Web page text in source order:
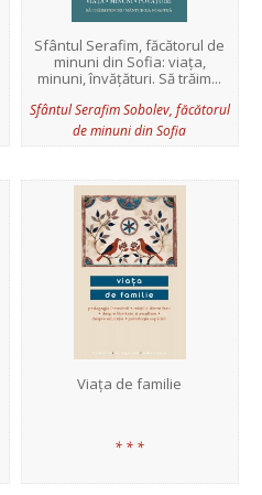
Sfântul Serafim, făcătorul de
minuni din Sofia: viața,
minuni, învățături. Să trăim...
Sfântul Serafim Sobolev, făcătorul
de minuni din Sofia
Viața de familie
* * *